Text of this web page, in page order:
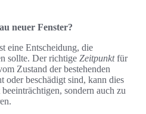
neuer Fenster?
eine Entscheidung, die
sollte. Der richtige Zeitpunktfür
Zustand der bestehenden
oder beschädigt sind, kann dies
sondern auch zu